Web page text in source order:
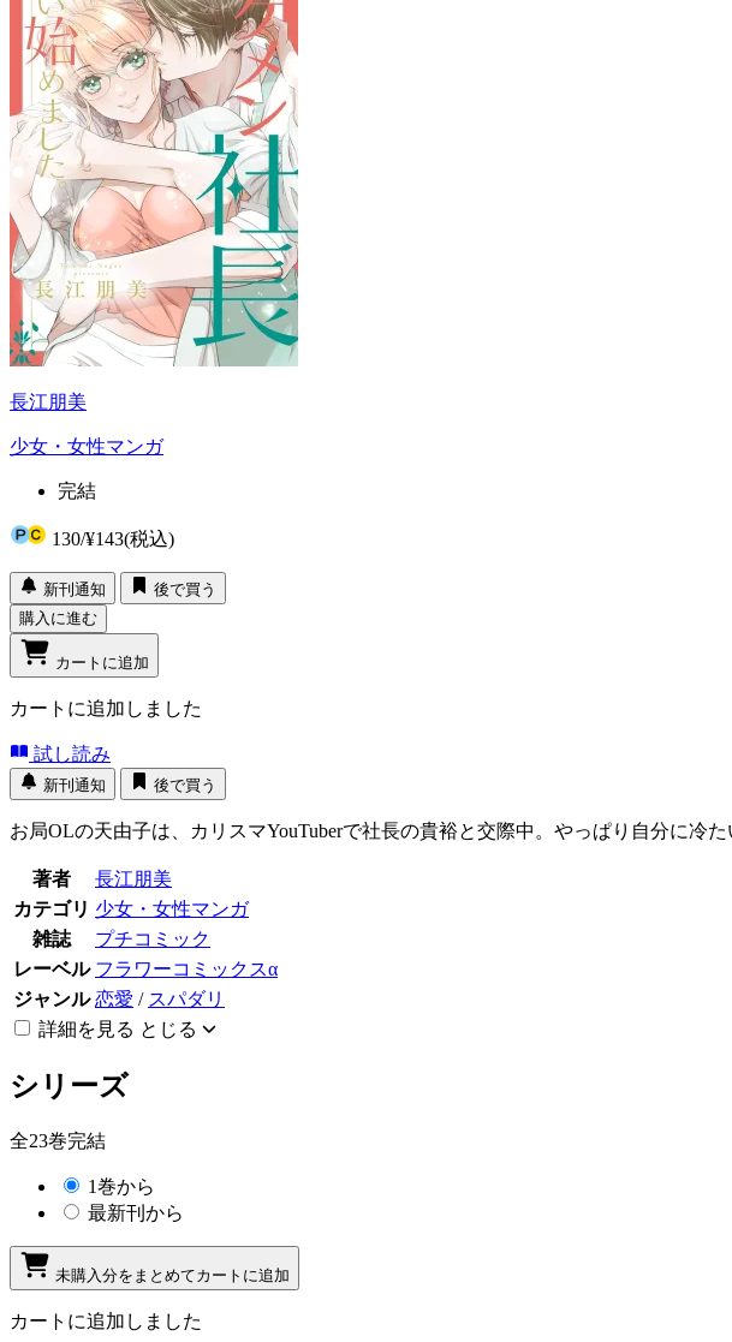
長江朋美
少女・女性マンガ
完結
130/¥143(税込)
新刊通知
後で買う
購入に進む
カートに追加
カートに追加しました
試し読み
新刊通知 後で買う
お局OLの天由子は、カリスマYouTuberで社長の貴裕と交際中。やっぱり自分に冷
著者
長江朋美
カテゴリ 少女・女性マンガ
雑誌
プチコミック
レーベル フラワーコミックスα
ジャンル 恋愛 / スパダリ
詳細を見る とじる
シリーズ
全23巻完結
1巻から
最新刊から
未購入分をまとめてカートに追加
カートに追加しました